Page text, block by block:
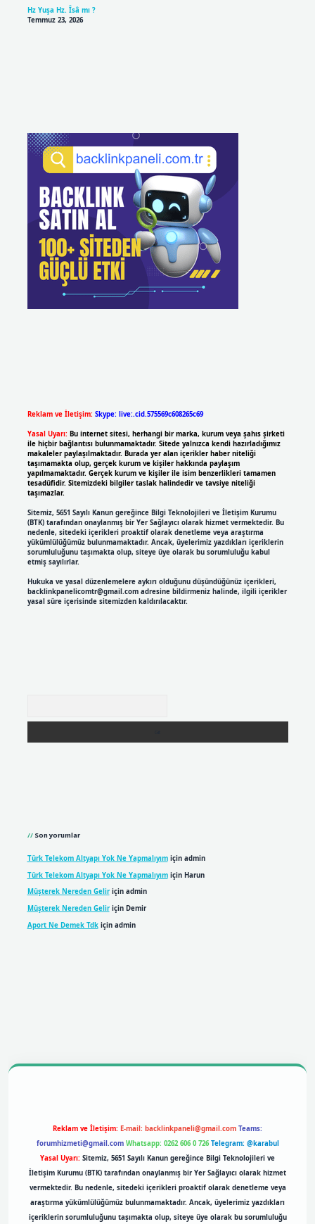
Hz Yuşa Hz. Îsâ mı ?
Temmuz 23, 2026
Reklam ve İletişim: Skype: live:.cid.575569c608265c69
Yasal Uyarı: Bu internet sitesi, herhangi bir marka, kurum veya şahıs şirketi
ile hiçbir bağlantısı bulunmamaktadır. Sitede yalnızca kendi hazırladığımız
makaleler paylaşılmaktadır. Burada yer alan içerikler haber niteliği
taşımamakta olup, gerçek kurum ve kişiler hakkında paylaşım
yapılmamaktadır. Gerçek kurum ve kişiler ile isim benzerlikleri tamamen
tesadüfidir. Sitemizdeki bilgiler taslak halindedir ve tavsiye niteliği
taşımazlar.
Sitemiz, 5651 Sayılı Kanun gereğince Bilgi Teknolojileri ve İletişim Kurumu
(BTK) tarafından onaylanmış bir Yer Sağlayıcı olarak hizmet vermektedir. Bu
nedenle, sitedeki içerikleri proaktif olarak denetleme veya araştırma
yükümlülüğümüz bulunmamaktadır. Ancak, üyelerimiz yazdıkları içeriklerin
sorumluluğunu taşımakta olup, siteye üye olarak bu sorumluluğu kabul
etmiş sayılırlar.
Hukuka ve yasal düzenlemelere aykırı olduğunu düşündüğünüz içerikleri,
backlinkpanelicomtr@gmail.comadresine bildirmeniz halinde, ilgili içerikler
yasal süre içerisinde sitemizden kaldırılacaktır.
Son yorumlar
Türk Telekom Altyapı Yok Ne Yapmalıyımiçin admin
Türk Telekom Altyapı Yok Ne Yapmalıyımiçin Harun
Müşterek Nereden Geliriçin admin
Müşterek Nereden Geliriçin Demir
Aport Ne Demek Tdkiçin admin
Reklam ve İletişim: E-mail: backlinkpaneli@gmail.com Teams:
forumhizmeti@gmail.com Whatsapp: 0262 606 0 726 Telegram: @karabul
Yasal Uyarı: Sitemiz, 5651 Sayılı Kanun gereğince Bilgi Teknolojileri ve
İletişim Kurumu (BTK) tarafından onaylanmış bir Yer Sağlayıcı olarak hizmet
vermektedir. Bu nedenle, sitedeki içerikleri proaktif olarak denetleme veya
araştırma yükümlülüğümüz bulunmamaktadır. Ancak, üyelerimiz yazdıkları
içeriklerin sorumluluğunu taşımakta olup, siteye üye olarak bu sorumluluğu